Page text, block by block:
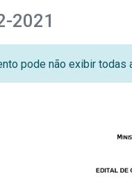
2021
pode não exibir